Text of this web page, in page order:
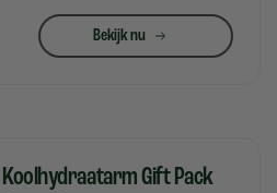
Bekijk nu
Koolhydraatarm Gift Pack